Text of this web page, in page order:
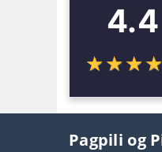
4.4
☆☆☆☆
★★★★
Pagpili og